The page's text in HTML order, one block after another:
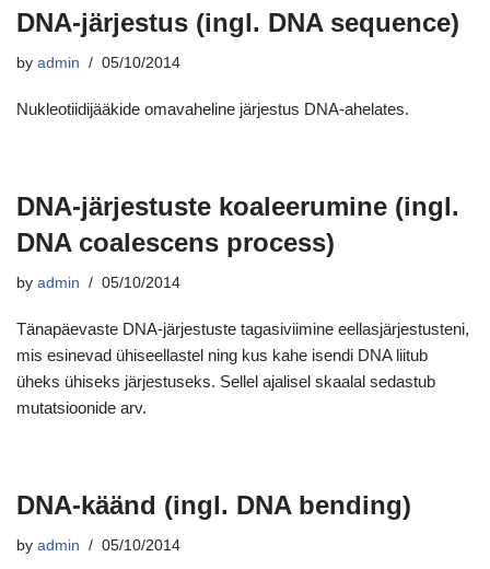
DNA-järjestus (ingl. DNA sequence)
by admin 05/10/2014
Nukleotiidijääkide omavaheline järjestus DNA-ahelates.
DNA-järjestuste koaleerumine (ingl.
DNA coalescens process)
by admin 05/10/2014
Tänapäevaste DNA-järjestuste tagasiviimine eellasjärjestusteni,
mis esinevad ühiseellastel ning kus kahe isendi DNA liitub
üheks ühiseks järjestuseks. Sellel ajalisel skaalal sedastub
mutatsioonide arv.
DNA-käänd (ingl. DNA bending)
by admin 05/10/2014